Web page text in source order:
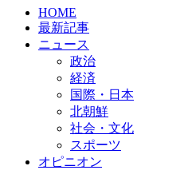
HOME
最新記事
ニュース
政治
経済
国際・日本
北朝鮮
社会・文化
スポーツ
オピニオン